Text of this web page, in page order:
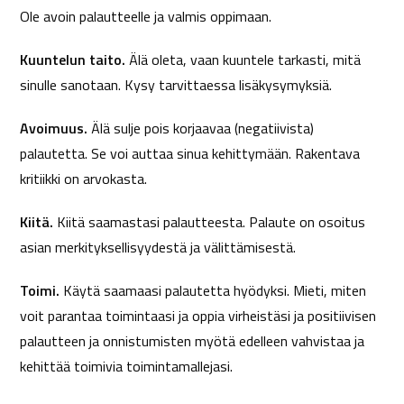
Ole avoin palautteelle ja valmis oppimaan.
Kuuntelun taito. Älä oleta, vaan kuuntele tarkasti, mitä
sinulle sanotaan. Kysy tarvittaessa lisäkysymyksiä.
Avoimuus. Älä sulje pois korjaavaa (negatiivista)
palautetta. Se voi auttaa sinua kehittymään. Rakentava
kritiikki on arvokasta.
Kiitä. Kiitä saamastasi palautteesta. Palaute on osoitus
asian merkityksellisyydestä ja välittämisestä.
Toimi. Käytä saamaasi palautetta hyödyksi. Mieti, miten
voit parantaa toimintaasi ja oppia virheistäsi ja positiivisen
palautteen ja onnistumisten myötä edelleen vahvistaa ja
kehittää toimivia toimintamallejasi.